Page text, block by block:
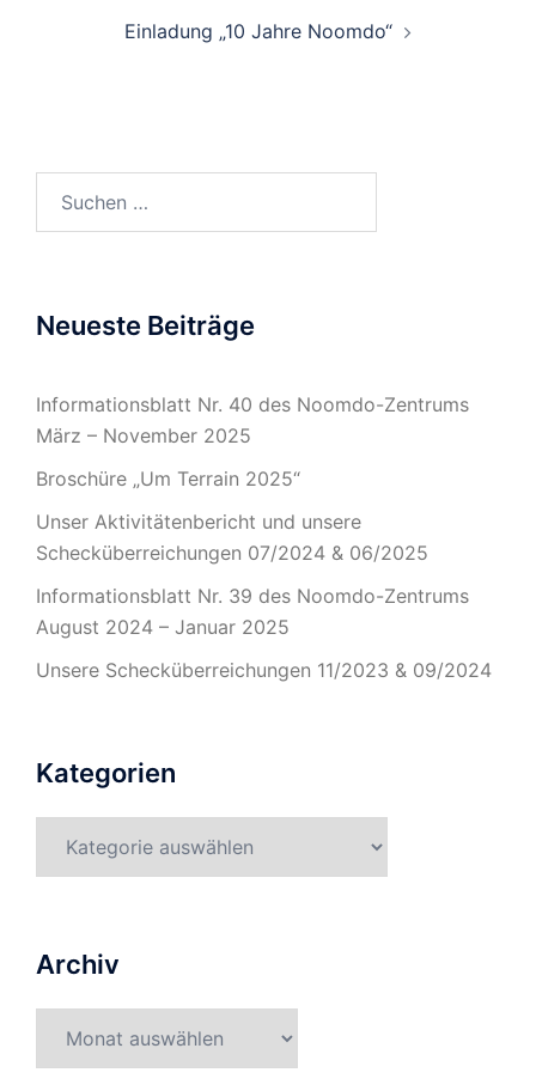
Einladung „10 Jahre Noomdo“
Neueste Beiträge
Informationsblatt Nr. 40 des Noomdo-Zentrums
März – November 2025
Broschüre „Um Terrain 2025“
Unser Aktivitätenbericht und unsere
Schecküberreichungen 07/2024 & 06/2025
Informationsblatt Nr. 39 des Noomdo-Zentrums
August 2024 – Januar 2025
Unsere Schecküberreichungen 11/2023 & 09/2024
Kategorien
Archiv